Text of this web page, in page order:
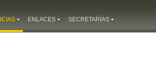
ENLACES SECRETARÍAS